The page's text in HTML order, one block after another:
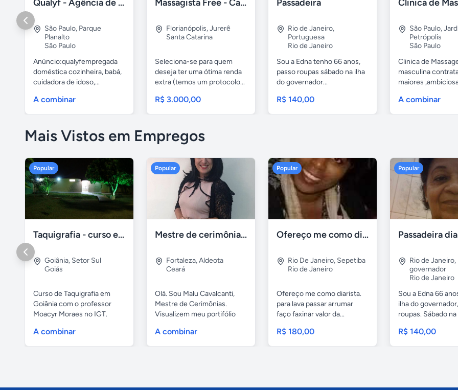
Qualyf - Agência de empregada doméstica
São Paulo, Parque
Planalto
São Paulo
Anúncio:qualyfempregada
doméstica cozinheira, babá,
cuidadora de idoso,...
A combinar
Massagista Free - Carnaval 2026
Florianópolis,Jurerê
Santa Catarina
Seleciona-se para quem
deseja ter uma ótima renda
extra (temos um protocolo...
R$ 3.000,00
Passadeira
Rio de Janeiro,
Portuguesa
Rio de Janeiro
Sou a Edna tenho 66 anos,
passo roupas sábado na ilha
do governador...
R$ 140,00
São Paulo,
Petrópolis
São Paulo
Clinica de
masculina
maiores
A combinar
Mais Vistos em Empregos
Popular
Taquigrafia - curso em goiânia - goiás
Goiânia, Setor Sul
Goiás
Curso de Taquigrafia em
Goiânia com o professor
Moacyr Moraes no IGT.
A combinar
Popular
Mestre de cerimônias no ceará
Fortaleza,Aldeota
Ceará
Olá. Sou Malu Cavalcanti,
Mestre de Cerimônias.
Visualizem meu portifólio
A combinar
Popular
Ofereço me como diarista
Rio De Janeiro, Sepetiba
Rio de Janeiro
Ofereço me como diarista.
para lava passar arrumar
faço faxinar valor da...
R$ 180,00
Popular
Passadeira
Rio de Janeiro,
governador
Rio de Janeiro
Sou a Edna 66
ilha do
roupas. Sábado na
R$ 140,00